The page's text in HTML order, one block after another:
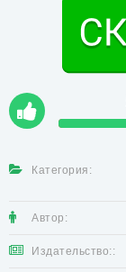
Категория:
Автор:
Издательство::